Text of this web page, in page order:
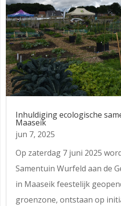
Inhuldiging ecologische
Maaseik
jun 7, 2025
Op zaterdag 7 juni 2025
Samentuin Wurfeld aan de
in Maaseik feestelijk
groenzone, ontstaan op